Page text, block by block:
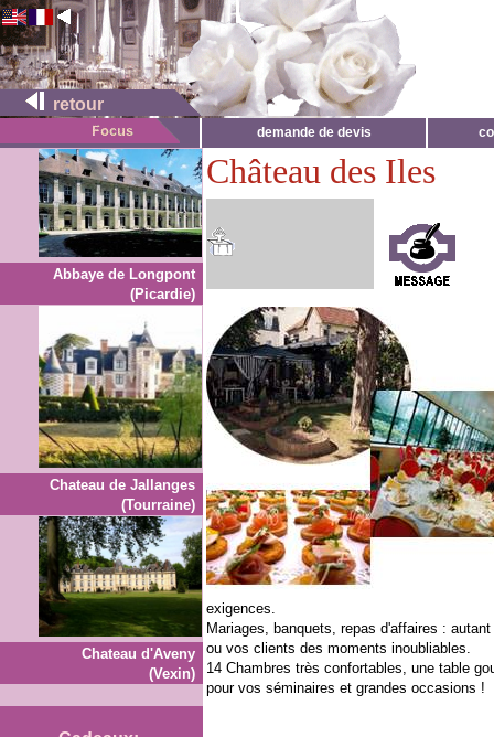
retour
demande de devis
Abbaye de Longpont
(Picardie)
Chateau de Jallanges
(Tourraine)
Chateau d'Aveny
(Vexin)
Château des Iles
exigences.
Mariages, banquets, repas d'affaires :
ou vos clients des moments inoubliables.
14 Chambres très confortables, une table
pour vos séminaires et grandes occasions !